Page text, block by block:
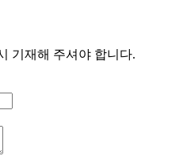
기재해 주셔야 합니다.